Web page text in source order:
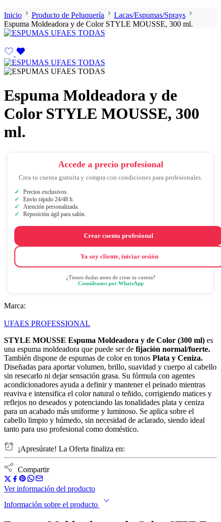
Inicio Producto de Peluquería
Lacas/Espumas/Sprays
Espuma Moldeadora y de Color STYLE MOUSSE, 300 ml.
Espuma Moldeadora y de
Color STYLE MOUSSE, 300
ml.
Accede a precio profesional
Crea tu cuenta gratuita y compra con condiciones para profesionales.
Precios exclusivos.
Envío rápido 24/48 h.
Atención personalizada.
Reposición ágil para salón.
Crear cuenta profesional
Ya soy cliente, iniciar sesión
¿Tienes dudas antes de crear tu cuenta?
Consúltanos por WhatsApp
Marca:
UFAES PROFESSIONAL
STYLE MOUSSE Espuma Moldeadora y de Color (300 ml) es
una espuma moldeadora que puede ser de fijación normal/fuerte.
También dispone de espumas de color en tonos Plata y Ceniza.
Diseñadas para aportar volumen, brillo, suavidad y cuerpo al cabello
sin resecarlo ni dejar sensación grasa. Su fórmula con agentes
acondicionadores ayuda a definir y mantener el peinado mientras
reaviva e intensifica el color natural o teñido, corrigiendo matices y
reflejos no deseados y potenciando las tonalidades plata y ceniza
para un acabado más uniforme y luminoso. Se aplica sobre el
cabello limpio y húmedo, sin necesidad de aclarado, siendo ideal
tanto para uso profesional como doméstico.
¡Apresúrate! La Oferta finaliza en:
Compartir
Ver información del producto
Información sobre el producto